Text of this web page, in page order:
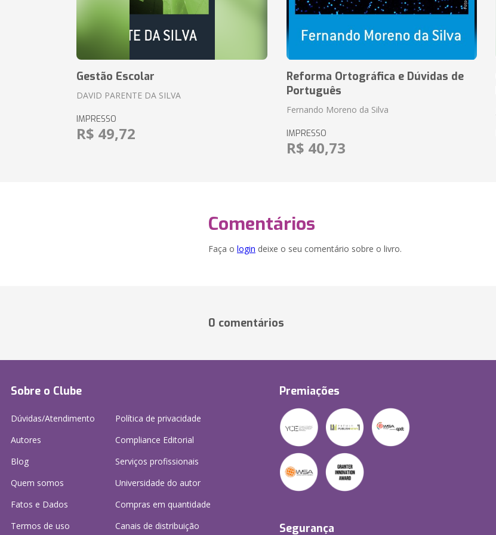
Gestão Escolar
DAVID PARENTE DA SILVA
IMPRESSO
R$ 49,72
Reforma Ortográfica e Dúvidas de
Português
Fernando Moreno da Silva
IMPRESSO
R$ 40,73
Comentários
Faça o login deixe o seu comentário sobre o livro.
0 comentários
Sobre o Clube
Dúvidas/Atendimento
Autores
Blog
Quem somos
Fatos e Dados
Termos de uso
Política de privacidade
Compliance Editorial
Serviços profissionais
Universidade do autor
Compras em quantidade
Canais de distribuição
Premiações
Segurança